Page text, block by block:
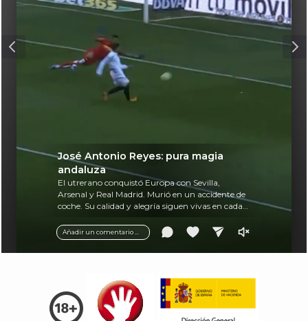
Añadir un comentario ...
José Antonio Reyes: pura magia
andaluza
El utrerano conquistó Europa con Sevilla,
Arsenal y Real Madrid. Murió en un accidente de
coche. Su calidad y alegría siguen vivas en cada